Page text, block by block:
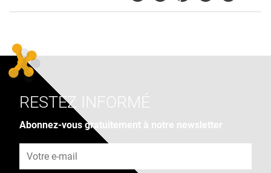
RESTEZ INFORMÉ
Abonnez-vous gratuitement à notre newsletter